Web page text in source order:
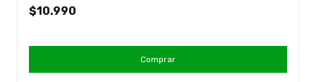
$10.990
Comprar